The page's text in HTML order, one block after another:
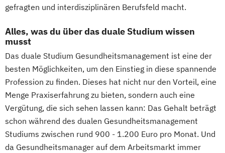
Trainingswissenschaft und Sporternährung
gefragten und interdisziplinären Berufsfeld macht.
Alles, was du über das duale Studium wissen
musst
Das duale Studium Gesundheitsmanagement ist eine der
besten Möglichkeiten, um den Einstieg in diese spannende
Profession zu finden. Dieses hat nicht nur den Vorteil, eine
Menge Praxiserfahrung zu bieten, sondern auch eine
Vergütung, die sich sehen lassen kann: Das Gehalt beträgt
schon während des dualen Gesundheitsmanagement
Studiums zwischen rund 900 - 1.200 Euro pro Monat. Und
da Gesundheitsmanager auf dem Arbeitsmarkt immer